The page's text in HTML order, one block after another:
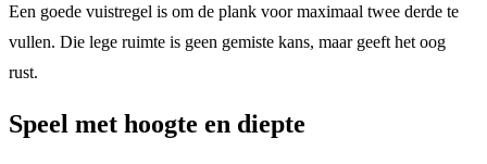
Een goede vuistregel is om de plank voor maximaal twee derde te
vullen. Die lege ruimte is geen gemiste kans, maar geeft het oog
rust.
Speel met hoogte en diepte